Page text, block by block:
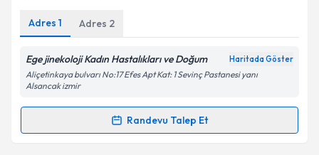
Metni'ni okudum ve kişisel verilerimin belirtilen
kapsamda işlenmesini kabul ediyorum.
Takvim Talebini Gönder
Adres 1 Adres 2
Ege jinekoloji Kadın Hastalıkları ve Doğum Haritada Göster
Aliçetinkaya bulvarı No:17 Efes Apt Kat: 1 Sevinç Pastanesi yanı
Alsancak izmir
Randevu Talep Et
Randevu Takvimi Talebi